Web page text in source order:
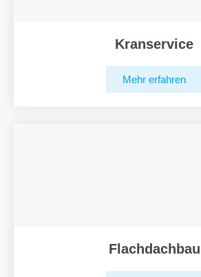
Kranservice
Mehr erfahren
Flachdachbau